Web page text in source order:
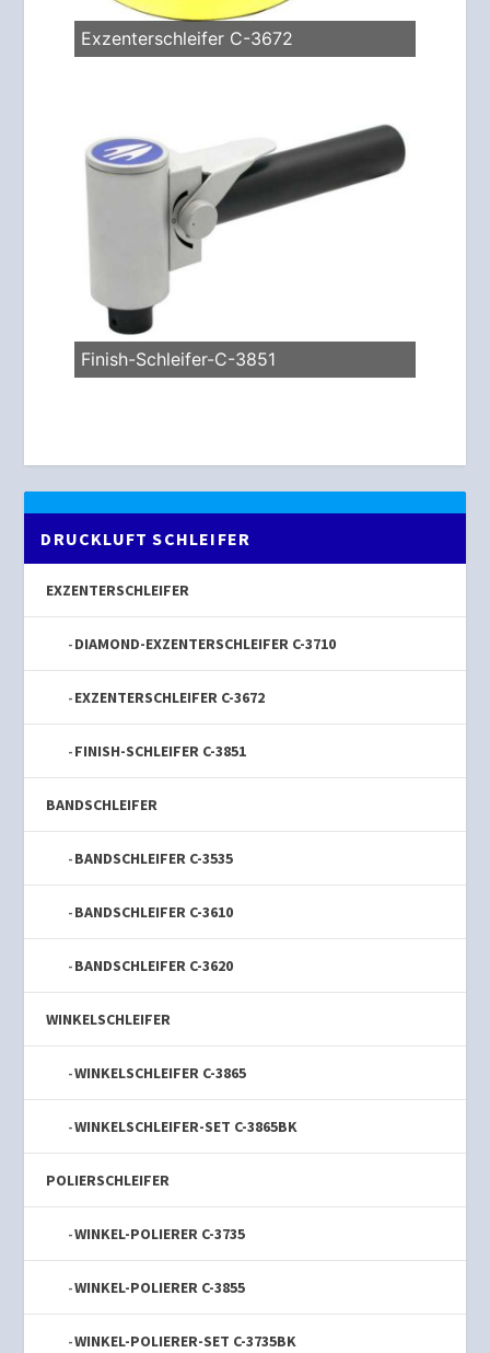
Exzenterschleifer C-3672
Finish-Schleifer-C-3851
DRUCKLUFT SCHLEIFER
EXZENTERSCHLEIFER
DIAMOND-EXZENTERSCHLEIFER C-3710
EXZENTERSCHLEIFER C-3672
FINISH-SCHLEIFER C-3851
BANDSCHLEIFER
BANDSCHLEIFER C-3535
BANDSCHLEIFER C-3610
BANDSCHLEIFER C-3620
WINKELSCHLEIFER
WINKELSCHLEIFER C-3865
WINKELSCHLEIFER-SET C-3865BK
POLIERSCHLEIFER
WINKEL-POLIERER C-3735
WINKEL-POLIERER C-3855
WINKEL-POLIERER-SET C-3735BK